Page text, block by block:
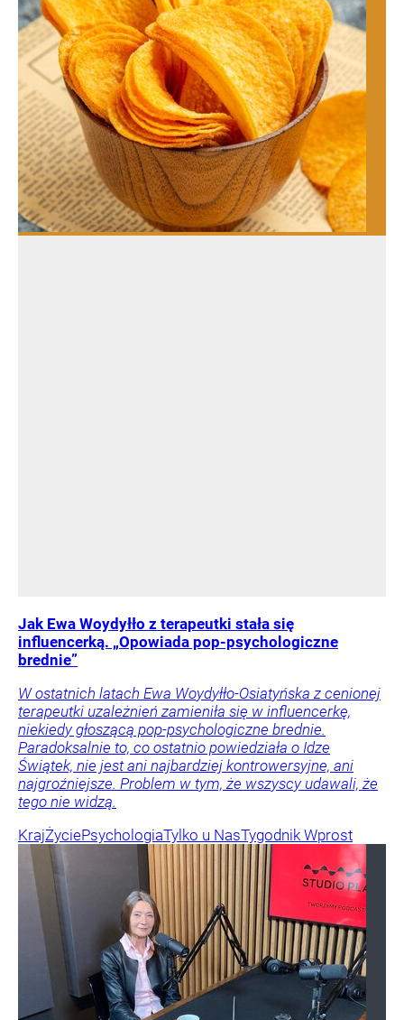
Jak Ewa Woydyłło z terapeutki stała się
influencerką. „Opowiada pop-psychologiczne
brednie”
W ostatnich latach Ewa Woydyłło-Osiatyńska z cenionej
terapeutki uzależnień zamieniła się w influencerkę,
niekiedy głoszącą pop-psychologiczne brednie.
Paradoksalnie to, co ostatnio powiedziała o Idze
Świątek, nie jest ani najbardziej kontrowersyjne, ani
najgroźniejsze. Problem w tym, że wszyscy udawali, że
tego nie widzą.
KrajŻyciePsychologiaTylko u NasTygodnik Wprost